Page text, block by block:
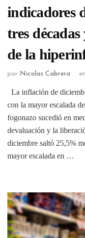
indicadores
tres
de la
por Nicolas Cabrera en
La inflación de
con la mayor escalada
fogonazo sucedió en
devaluación y la
diciembre saltó 25,5%
mayor escalada en …